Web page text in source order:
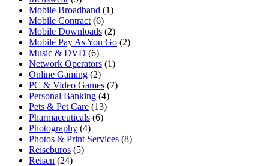
Mobile Broadband (1)
Mobile Contract (6)
Mobile Downloads (2)
Mobile Pay As You Go (2)
Music & DVD (6)
Network Operators (1)
Online Gaming (2)
PC & Video Games (7)
Personal Banking (4)
Pets & Pet Care (13)
Pharmaceuticals (6)
Photography (4)
Photos & Print Services (8)
Reisebüros (5)
Reisen (24)